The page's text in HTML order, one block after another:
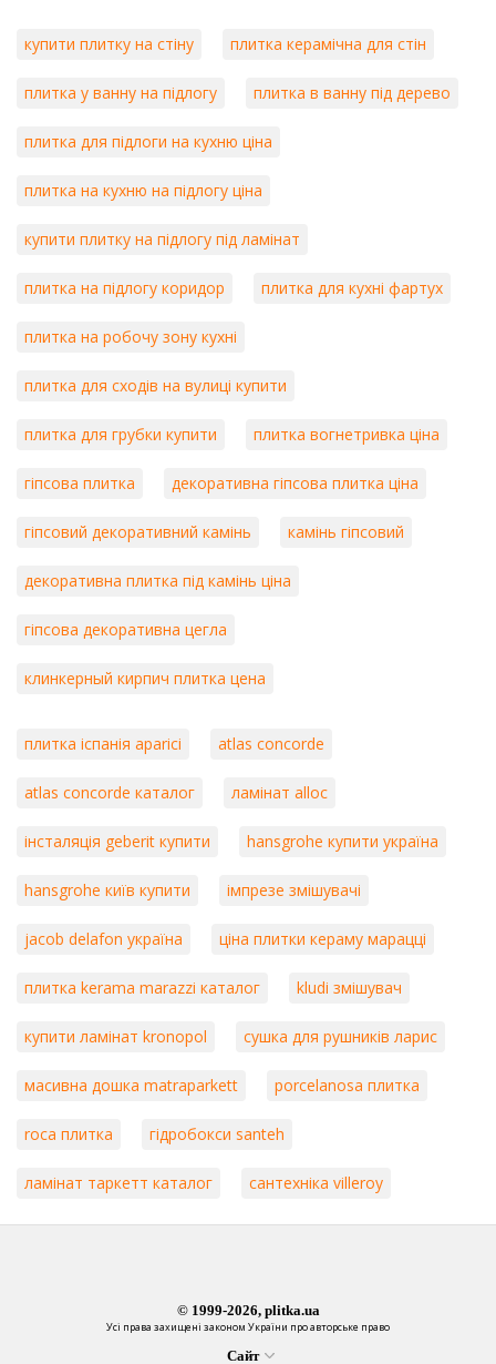
купити плитку на стіну плитка керамічна для стін
плитка у ванну на підлогу плитка в ванну під дерево
плитка для підлоги на кухню ціна
плитка на кухню на підлогу ціна
купити плитку на підлогу під ламінат
плитка на підлогу коридор плитка для кухні фартух
плитка на робочу зону кухні
плитка для сходів на вулиці купити
плитка для грубки купити плитка вогнетривка ціна
гіпсова плитка декоративна гіпсова плитка ціна
гіпсовий декоративний камінь камінь гіпсовий
декоративна плитка під камінь ціна
гіпсова декоративна цегла
клинкерный кирпич плитка цена
плитка іспанія aparici atlas concorde
atlas concorde каталог ламінат alloc
інсталяція geberit купити hansgrohe купити україна
hansgrohe київ купити імпрезе змішувачі
jacob delafon україна ціна плитки кераму марацці
плитка kerama marazzi каталог kludi змішувач
купити ламінат kronopol сушка для рушників ларис
масивна дошка matraparkett porcelanosa плитка
roca плитка гідробокси santeh
ламінат таркетт каталог сантехніка villeroy
© 1999-2026, plitka.ua
Усі права захищені законом України про авторське право
Сайт